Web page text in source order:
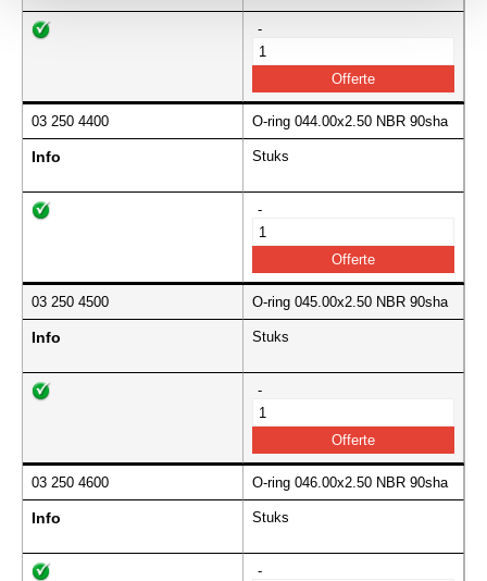
-
03 250 4400 O-ring 044.00x2.50 NBR 90sha
Info Stuks
-
03 250 4500 O-ring 045.00x2.50 NBR 90sha
Info Stuks
-
03 250 4600 O-ring 046.00x2.50 NBR 90sha
Info Stuks
-